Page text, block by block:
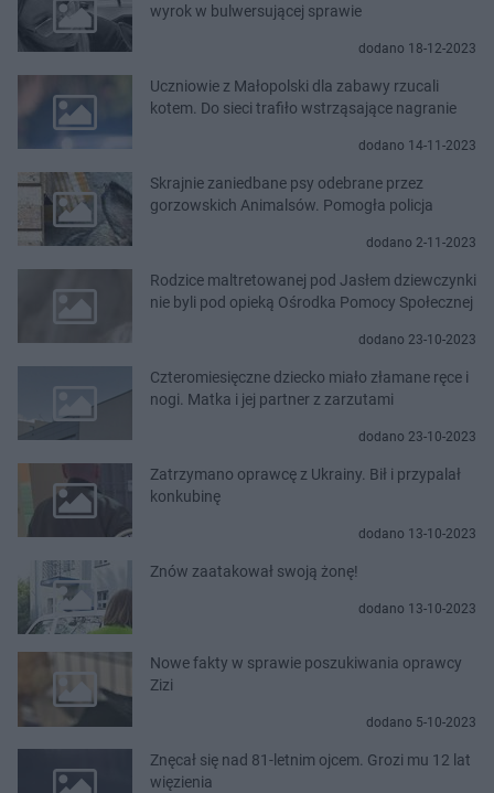
wyrok w bulwersującej sprawie
dodano 18-12-2023
Uczniowie z Małopolski dla zabawy rzucali
kotem. Do sieci trafiło wstrząsające nagranie
dodano 14-11-2023
Skrajnie zaniedbane psy odebrane przez
gorzowskich Animalsów. Pomogła policja
dodano 2-11-2023
Rodzice maltretowanej pod Jasłem dziewczynki
nie byli pod opieką Ośrodka Pomocy Społecznej
dodano 23-10-2023
Czteromiesięczne dziecko miało złamane ręce i
nogi. Matka i jej partner z zarzutami
dodano 23-10-2023
Zatrzymano oprawcę z Ukrainy. Bił i przypalał
konkubinę
dodano 13-10-2023
Znów zaatakował swoją żonę!
dodano 13-10-2023
Nowe fakty w sprawie poszukiwania oprawcy
Zizi
dodano 5-10-2023
Znęcał się nad 81-letnim ojcem. Grozi mu 12 lat
więzienia